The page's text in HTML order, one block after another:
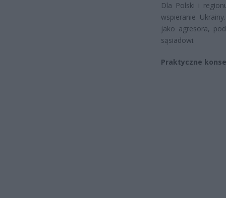
Dla Polski i
wspieranie
jako agresora,
sąsiadowi.
Praktyczne